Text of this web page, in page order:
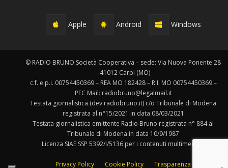
Apple Android Windows
© RADIO BRUNO Società Cooperativa – sede: Via Nuova Ponente 28
- 41012 Carpi (MO)
c.f. e p.i. 00754450369 – REA MO 182428 – R.I. MO 00754450369 –
PEC Mail: radiobruno@legalmail.it
Testata giornalistica (dev.radiobruno.it) c/o Tribunale di Modena
registrata al n°15/2021 in data 08/03/2021
Testata giornalistica emittente Radio Bruno registrata n° 884 al
Tribunale di Modena in data 10/9/1987
Licenza SIAE SSP 5392/I/5136 per i contenuti multimediali.
Privacy Policy Cookie Policy Trasparenza